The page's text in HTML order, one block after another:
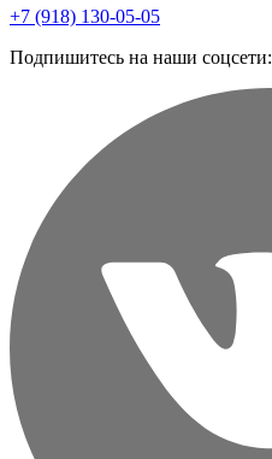
+7 (918) 130-05-05
Подпишитесь на наши соцсети: